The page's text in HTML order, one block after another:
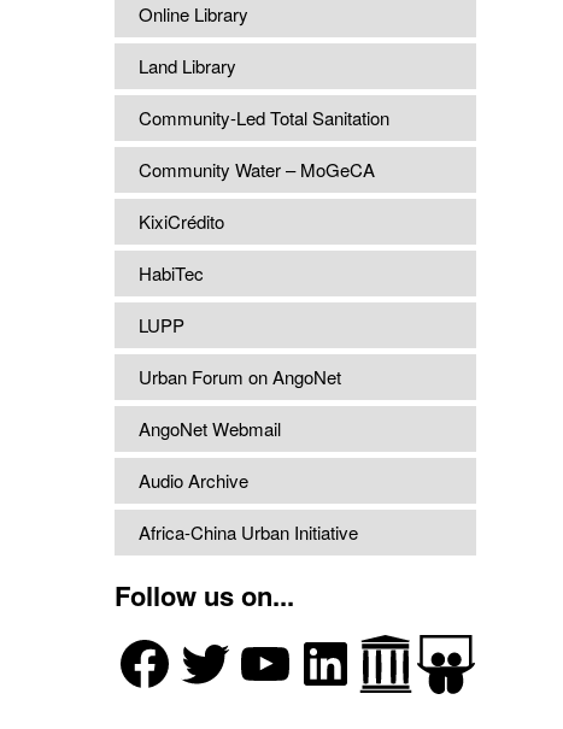
Online Library
Land Library
Community-Led Total Sanitation
Community Water – MoGeCA
KixiCrédito
HabiTec
LUPP
Urban Forum on AngoNet
AngoNet Webmail
Audio Archive
Africa-China Urban Initiative
Follow us on...